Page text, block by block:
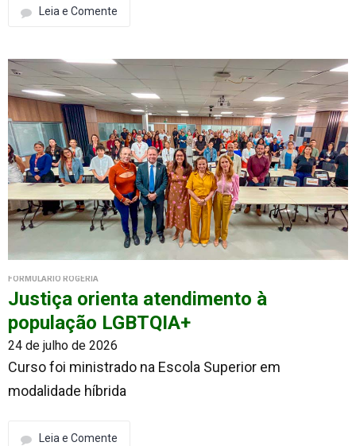
Leia e Comente
FORMULÁRIO ROGÉRIA
Justiça orienta atendimento à
população LGBTQIA+
24 de julho de 2026
Curso foi ministrado na Escola Superior em
modalidade híbrida
Leia e Comente